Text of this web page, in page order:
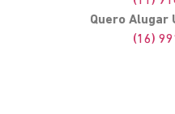
Quero Alugar
(16)